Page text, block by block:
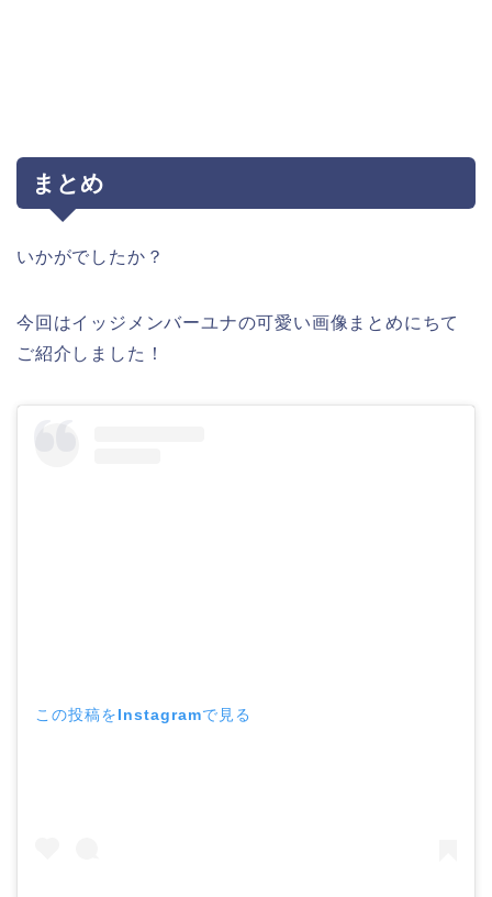
まとめ
いかがでしたか？
今回はイッジメンバーユナの可愛い画像まとめにちて
ご紹介しました！
この投稿をInstagramで見る